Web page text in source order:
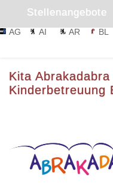
Stellenangebote
AG AI AR BL
Kita
Kinderbetreuung